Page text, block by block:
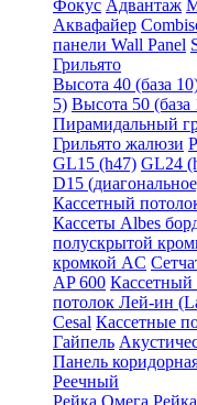
Фокус Адвантаж
Аквафайер
панели Wall Panel
Грильято
Высота 40 (база
5) Высота 50 (база
Пирамидальный
Грильято жалюзи
GL15 (h47) GL24
D15
Кассетный
Кассеты Albes
полускрытой
кромкой AC
AP 600
потолок Лей-ин
Cesal Кассетные
Гайпель
Панель
Реечный
Рейка Омега